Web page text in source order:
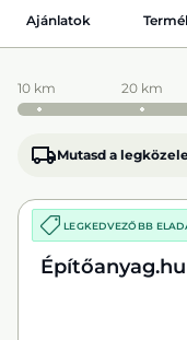
Ajánlatok
10 km 20 km
Mutasd a
LEGKEDVEZŐBB
Építőanyag.hu